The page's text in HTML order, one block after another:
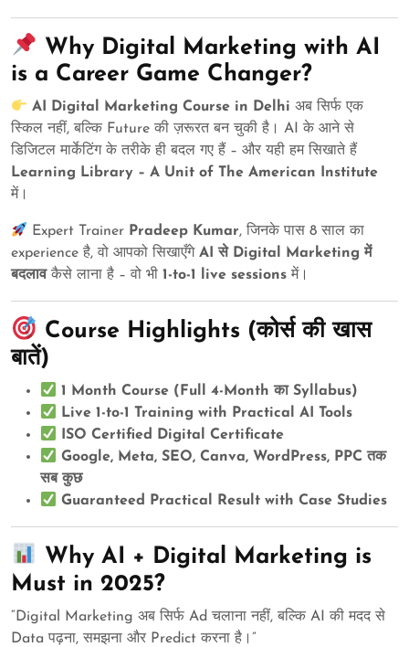
Why Digital Marketing with AI
is a Career Game Changer?
AI Digital Marketing Course in Delhi अब सिर्फ एक
स्किल नहीं, बल्कि Future की ज़रूरत बन चुकी है। AI के आने से
डिजिटल मार्केटिंग के तरीके ही बदल गए हैं – और यही हम सिखाते हैं
Learning Library – A Unit of The American Institute
में।
Expert Trainer Pradeep Kumar, जिनके पास 8 साल का
experience है, वो आपको सिखाएँगे AI से Digital Marketing में
बदलावकैसे लाना है – वो भी 1-to-1 live sessions में।
Course Highlights (कोर्स की खास
बातें)
1 Month Course (Full 4-Month का Syllabus)
Live 1-to-1 Training with Practical AI Tools
ISO Certified Digital Certificate
Google, Meta, SEO, Canva, WordPress, PPC तक
सब कुछ
Guaranteed Practical Result with Case Studies
Why AI + Digital Marketing is
Must in 2025?
“Digital Marketing अब सिर्फ Ad चलाना नहीं, बल्कि AI की मदद से
Data पढ़ना, समझना और Predict करना है।”